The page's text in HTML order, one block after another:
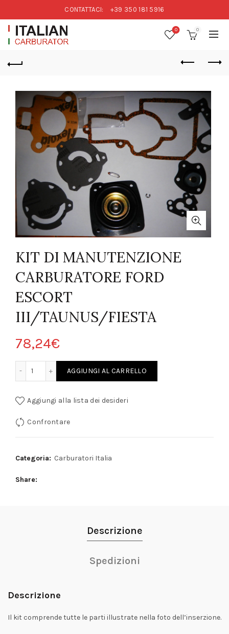
CONTATTACI: +39 350 181 5916
0 0
KIT DI MANUTENZIONE
CARBURATORE FORD
ESCORT
III/TAUNUS/FIESTA
78,24€
AGGIUNGI AL CARRELLO
Aggiungi alla lista dei desideri
Confrontare
Categoria: Carburatori Italia
Share
Descrizione
Spedizioni
Descrizione
Il kit comprende tutte le parti illustrate nella foto dell’inserzione.